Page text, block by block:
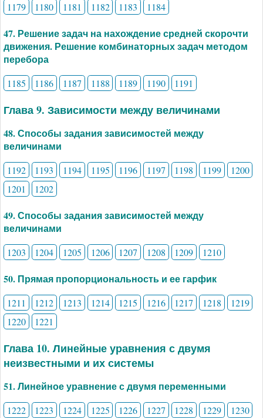
1179
1180 1181 1182 1183 1184
47. Решение задач на нахождение средней скорочти
движения. Решение комбинаторных задач методом
перебора
1185 1186 1187 1188 1189 1190 1191
Глава 9. Зависимости между величинами
48. Способы задания зависимостей между
величинами
1192 1193 1194 1195 1196 1197 1198 1199
1200
1201
1202
49. Способы задания зависимостей между
величинами
1203 1204 1205 1206 1207 1208 1209 1210
50. Прямая пропорциональность и ее гарфик
1211 1212 1213 1214 1215 1216 1217 1218
1219
1220
1221
Глава 10. Линейные уравнения с двумя
неизвестными и их системы
51. Линейное уравнение с двумя переменными
1222 1223 1224 1225 1226 1227 1228 1229
1230